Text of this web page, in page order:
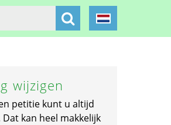
wijzigen
petitie kunt u altijd
kan heel makkelijk